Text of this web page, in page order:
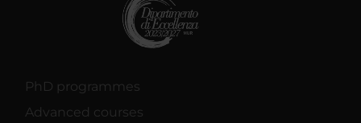
PhD programmes
Advanced courses